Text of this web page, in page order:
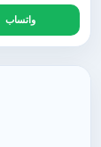
واتساب